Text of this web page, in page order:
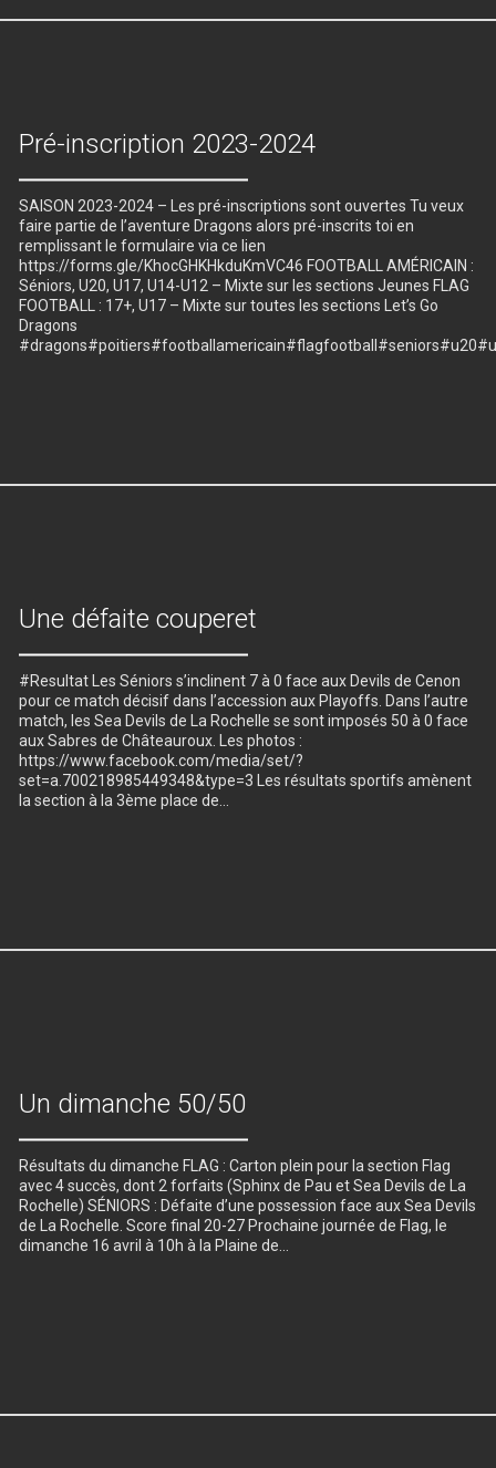
Pré-inscription 2023-2024
SAISON 2023-2024 – Les pré-inscriptions sont ouvertes Tu veux
faire partie de l’aventure Dragons alors pré-inscrits toi en
remplissant le formulaire via ce lien
https://forms.gle/KhocGHKHkduKmVC46 FOOTBALL AMÉRICAIN :
Séniors, U20, U17, U14-U12 – Mixte sur les sections Jeunes FLAG
FOOTBALL : 17+, U17 – Mixte sur toutes les sections Let’s Go
Dragons
Une défaite couperet
#Resultat Les Séniors s’inclinent 7 à 0 face aux Devils de Cenon
pour ce match décisif dans l’accession aux Playoffs. Dans l’autre
match, les Sea Devils de La Rochelle se sont imposés 50 à 0 face
aux Sabres de Châteauroux. Les photos :
https://www.facebook.com/media/set/?
set=a.700218985449348&type=3 Les résultats sportifs amènent
la section à la 3ème place de…
Un dimanche 50/50
Résultats du dimanche FLAG : Carton plein pour la section Flag
avec 4 succès, dont 2 forfaits (Sphinx de Pau et Sea Devils de La
Rochelle) SÉNIORS : Défaite d’une possession face aux Sea Devils
de La Rochelle. Score final 20-27 Prochaine journée de Flag, le
dimanche 16 avril à 10h à la Plaine de…